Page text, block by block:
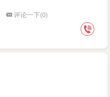
评论一下(0)